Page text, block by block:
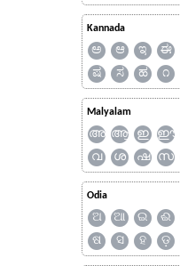
Kannada
ಅ ಆ ಇ ಈ
ಷ
ಸ ಹ ೧
Malyalam
അ ആ ഇ ഈ
വ
ശ ഷ സ
Odia
ଅ ଆ ଇ ଈ
ଷ
ସ ହ ଡ଼